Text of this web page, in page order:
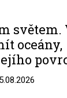
světem.
oceány,